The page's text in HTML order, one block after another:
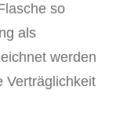
so
als
werden
Verträglichkeit